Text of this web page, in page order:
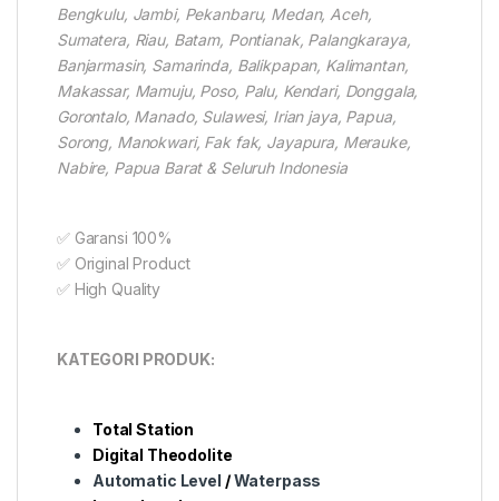
Bengkulu, Jambi, Pekanbaru, Medan, Aceh,
Sumatera, Riau, Batam, Pontianak, Palangkaraya,
Banjarmasin, Samarinda, Balikpapan, Kalimantan,
Makassar, Mamuju, Poso, Palu, Kendari, Donggala,
Gorontalo, Manado, Sulawesi, Irian jaya, Papua,
Sorong, Manokwari, Fak fak, Jayapura, Merauke,
Nabire, Papua Barat & Seluruh Indonesia
✅ Garansi 100%
✅ Original Product
✅ High Quality
KATEGORI PRODUK:
Total Station
Digital Theodolite
Automatic Level /Waterpass